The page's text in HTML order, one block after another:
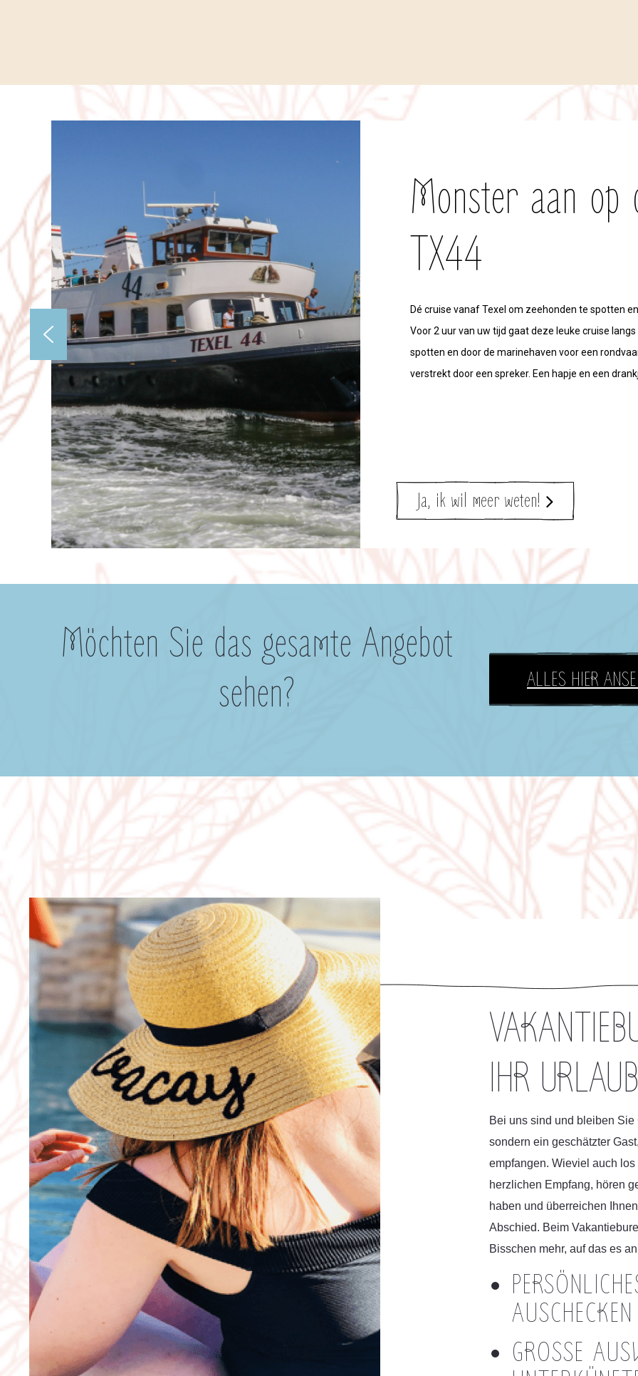
Monster aan op
TX44
Dé cruise vanaf Texel om zeehonden te spotten
Voor 2 uur van uw tijd gaat deze leuke cruise
spotten en door de marinehaven voor een
verstrekt door een spreker. Een hapje en een
Ja, ik wil meer weten!
Möchten Sie das gesamte Angebot
sehen?
ALLES HIER
IHR
Bei uns sind und bleiben
sondern ein geschätzter
empfangen. Wieviel auch
herzlichen Empfang, hören
haben und überreichen
Abschied. Beim
Bisschen mehr, auf das es
AUSCHECKEN
GROSSE